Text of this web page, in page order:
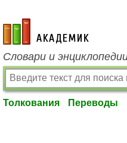
academic.ru
Словари и
Толкования Переводы